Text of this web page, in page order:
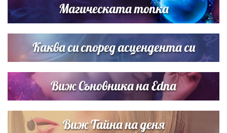
Магическата топка
Каква си според асцендента си
Виж Съновника на Edna
Виж Тайна на деня